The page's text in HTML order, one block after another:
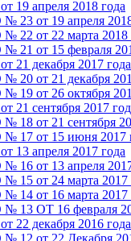
19 апреля 2018 года
23 от 19 апреля
22 от 22 марта 2018
21 от 15 февраля
21 декабря 2017 года
20 от 21 декабря
19 от 26 октября
21 сентября 2017
18 от 21 сентября
17 от 15 июня 2017
13 апреля 2017 года
16 от 13 апреля
15 от 24 марта 2017
14 от 16 марта 2017
13 ОТ 16 февраля
22 декабря 2016 года
12 от 22 Декабря